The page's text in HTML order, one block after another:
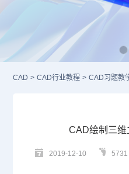
CAD > CAD行业教程 > CAD习题教
CAD绘制三维
2019-12-10 5731